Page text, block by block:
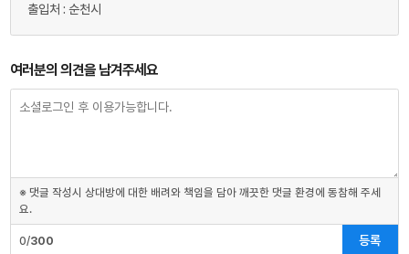
출입처 : 순천시
여러분의 의견을 남겨주세요
※ 댓글 작성시 상대방에 대한 배려와 책임을 담아 깨끗한 댓글 환경에 동참해 주세
요.
0/300 등록